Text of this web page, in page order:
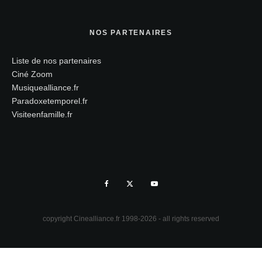
NOS PARTENAIRES
Liste de nos partenaires
Ciné Zoom
Musiquealliance.fr
Paradoxetemporel.fr
Visiteenfamille.fr
copyright Cinealliance.fr 1998-2026 - all rights reserved